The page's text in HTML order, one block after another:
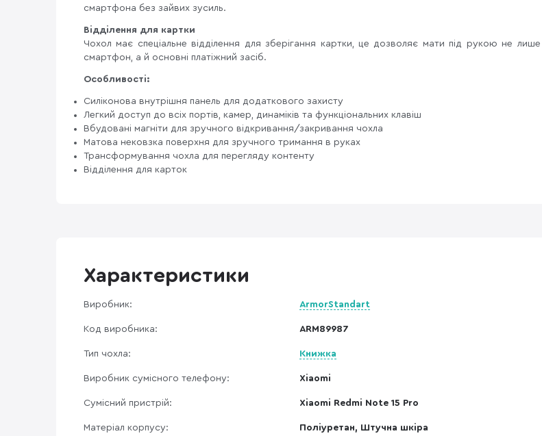
смартфона без зайвих зусиль.
Відділення для картки
Чохол має спеціальне відділення для зберігання картки, це дозволяє мати під рукою не
смартфон, а й основні платіжний засіб.
Особливості:
Силіконова внутрішня панель для додаткового захисту
Легкий доступ до всіх портів, камер, динаміків та функціональних клавіш
Вбудовані магніти для зручного відкривання/закривання чохла
Матова нековзка поверхня для зручного тримання в руках
Трансформування чохла для перегляду контенту
Відділення для карток
Характеристики
Виробник: ArmorStandart
Код виробника: ARM89987
Тип чохла: Книжка
Виробник сумісного телефону: Xiaomi
Сумісний пристрій: Xiaomi Redmi Note 15 Pro
Матеріал корпусу: Поліуретан, Штучна шкіра